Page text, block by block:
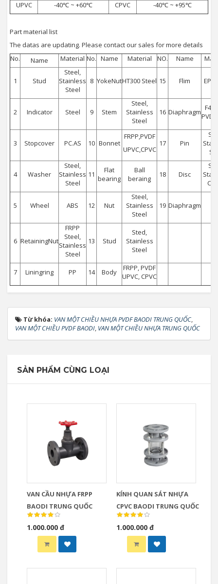
UPVC
-40℃ ~ +60℃ CPVC -40℃ ~ +95℃
Part material list
The datas are updating. Please contact our sales for more details
No.
Name Material No. Name Material NO. Name
1 Stud
Steel,
Stainless
Steel
8 YokeNutHT300 Steel 15 Flim
2 Indicator Steel 9 Stem
Steel,
Stainless
Steel
16 Diaphragm
3 Stopcover PC.AS 10 Bonnet
FRPP,PVDF
UPVC,CPVC
17 Pin
4 Washer
Steel,
Stainless
Steel
11
Flat
bearing
Ball
beraing
18 Disc
5 Wheel ABS 12 Nut
Steel,
Stainless
Steel
19 Diaphragm
6 RetainingNut
FRPP
Steel,
Stainless
Steel
13 Stud
Sted,
Stainless
Steel
7 Liningring PP 14 Body
FRPP, PVDF
UPVC, CPVC
Từ khóa: VAN MỘT CHIỀU NHỰA PVDF BAODI TRUNG QUỐC,
VAN MỘT CHIỀU PVDF BAODI, VAN MỘT CHIỀU NHỰA TRUNG QUỐC
SẢN PHẨM CÙNG LOẠI
VAN CẦU NHỰA FRPP
BAODI TRUNG QUỐC
1.000.000 đ
KÍNH QUAN SÁT NHỰA
CPVC BAODI TRUNG QUỐC
1.000.000 đ